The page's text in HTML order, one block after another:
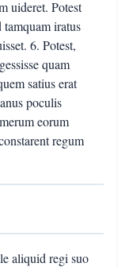
uideret. Potest
iratus
6. Potest,
quam
satius erat
poculis
eorum
regum
aliquid regi suo